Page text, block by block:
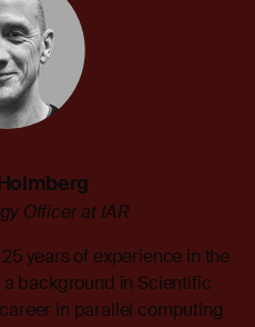
Officer at IAR
years of experience in the
background in Scientific
in parallel computing